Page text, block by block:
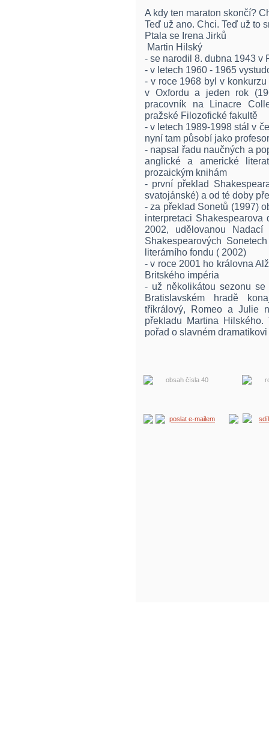
A kdy ten maraton skončí?
Teď už ano. Chci. Teď už to
Ptala se Irena Jirků
Martin Hilský
- se narodil 8. dubna 1943 v
- v letech 1960 - 1965
- v roce 1968 byl v
v Oxfordu a jeden rok
pracovník na Linacre
pražské Filozofické fakultě
- v letech 1989-1998 stál v
nyní tam působí jako profesor
- napsal řadu naučných a
anglické a americké
prozaickým knihám
- první překlad
svatojánské) a od té doby
- za překlad Sonetů (1997)
interpretaci
2002, udělovanou
Shakespearových
literárního fondu ( 2002)
- v roce 2001 ho královna
Britského impéria
- už několikátou sezonu
Bratislavském hradě
tříkrálový, Romeo a Julie
překladu Martina
pořad o slavném
obsah čísla 40
poslat e-mailem